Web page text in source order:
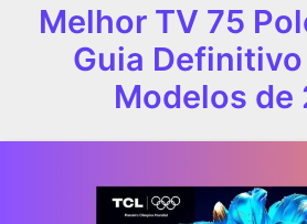
Melhor TV 75
Guia
Modelos de